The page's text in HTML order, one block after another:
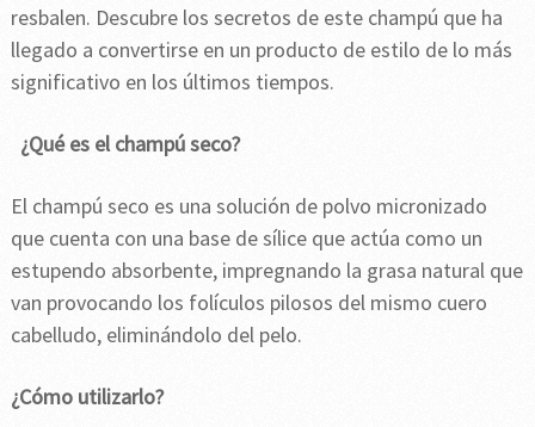
resbalen. Descubre los secretos de este champú que ha
llegado a convertirse en un producto de estilo de lo más
significativo en los últimos tiempos.
¿Qué es el champú seco?
El champú seco es una solución de polvo micronizado
que cuenta con una base de sílice que actúa como un
estupendo absorbente, impregnando la grasa natural que
van provocando los folículos pilosos del mismo cuero
cabelludo, eliminándolo del pelo.
¿Cómo utilizarlo?